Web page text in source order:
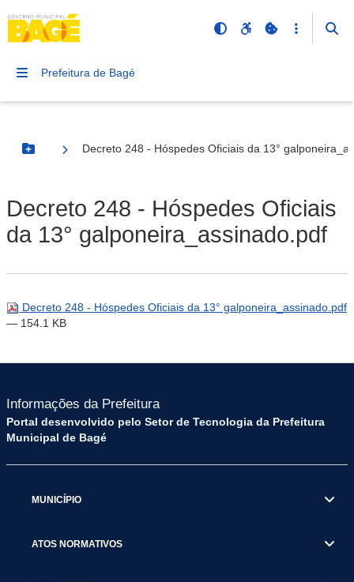
Prefeitura de Bagé
Botão Menu
Decreto 248 - Hóspedes Oficiais da 13°
Decreto 248 - Hóspedes Oficiais
da 13° galponeira_assinado.pdf
Decreto 248 - Hóspedes Oficiais da 13° galponeira_assinado.pdf
— 154.1 KB
Informações da Prefeitura
Portal desenvolvido pelo Setor de Tecnologia da Prefeitura
Municipal de Bagé
MUNICÍPIO
ATOS NORMATIVOS